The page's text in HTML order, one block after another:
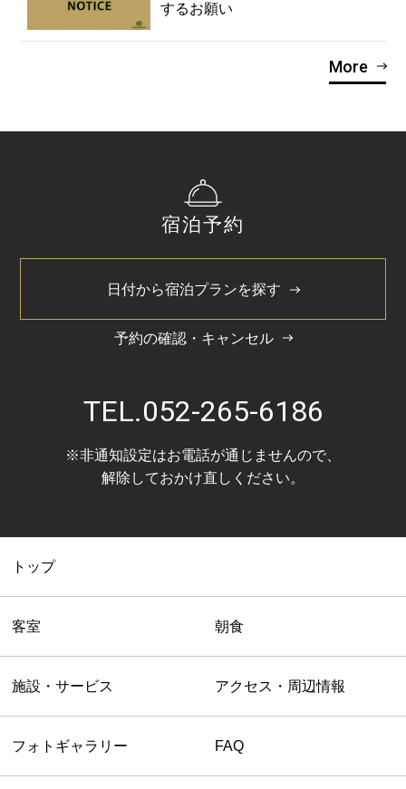
するお願い
More
宿泊予約
日付から宿泊プランを探す
予約の確認・キャンセル
TEL.052-265-6186
※非通知設定はお電話が通じませんので、
解除しておかけ直しください。
トップ
客室 朝食
施設・サービス アクセス・周辺情報
フォトギャラリー FAQ